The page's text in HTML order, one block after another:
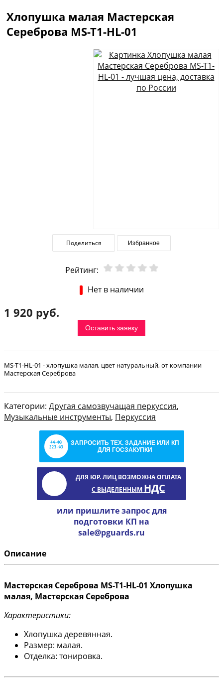
Хлопушка малая Мастерская
Сереброва MS-T1-HL-01
Поделиться Избранное
Рейтинг:
Нет в наличии
1 920 руб.
Оставить заявку
MS-T1-HL-01 - хлопушка малая, цвет натуральный, от компании
Мастерская Сереброва
Категории: Другая самозвучащая перкуссия,
Музыкальные инструменты, Перкуссия
ЗАПРОСИТЬ ТЕХ. ЗАДАНИЕ ИЛИ КП
ДЛЯ ГОСЗАКУПКИ
ДЛЯ ЮР. ЛИЦ ВОЗМОЖНА ОПЛАТА
С ВЫДЕЛЕННЫМ НДС
или пришлите запрос для
подготовки КП на
sale@pguards.ru
Описание
Мастерская Сереброва MS-T1-HL-01 Хлопушка
малая, Мастерская Сереброва
Характеристики:
Хлопушка деревянная.
Размер: малая.
Отделка: тонировка.